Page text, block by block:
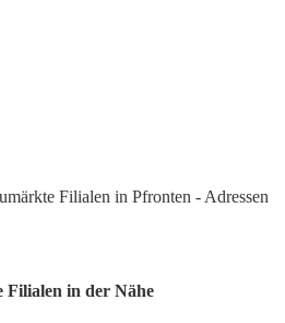
Filialen in Pfronten - Adressen
Filialen in der Nähe